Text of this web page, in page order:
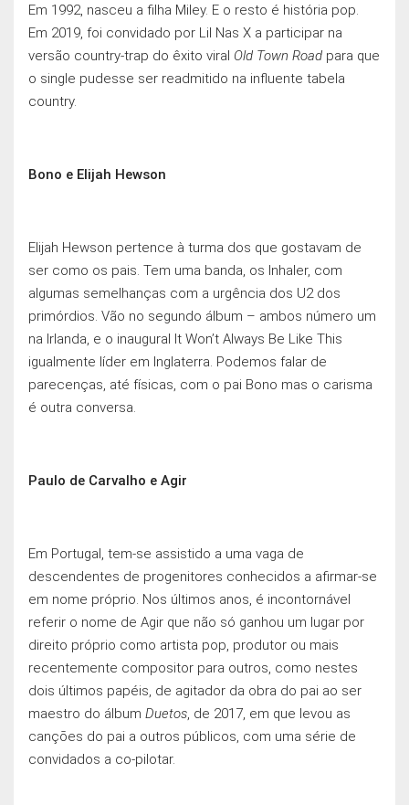
Em 1992, nasceu a filha Miley. E o resto é história pop.
Em 2019, foi convidado por Lil Nas X a participar na
versão country-trap do êxito viral Old Town Road para que
o single pudesse ser readmitido na influente tabela
country.
Bono e Elijah Hewson
Elijah Hewson pertence à turma dos que gostavam de
ser como os pais. Tem uma banda, os Inhaler, com
algumas semelhanças com a urgência dos U2 dos
primórdios. Vão no segundo álbum – ambos número um
na Irlanda, e o inaugural It Won’t Always Be Like This
igualmente líder em Inglaterra. Podemos falar de
parecenças, até físicas, com o pai Bono mas o carisma
é outra conversa.
Paulo de Carvalho e Agir
Em Portugal, tem-se assistido a uma vaga de
descendentes de progenitores conhecidos a afirmar-se
em nome próprio. Nos últimos anos, é incontornável
referir o nome de Agir que não só ganhou um lugar por
direito próprio como artista pop, produtor ou mais
recentemente compositor para outros, como nestes
dois últimos papéis, de agitador da obra do pai ao ser
maestro do álbum Duetos , de 2017, em que levou as
cançōes do pai a outros públicos, com uma série de
convidados a co-pilotar.